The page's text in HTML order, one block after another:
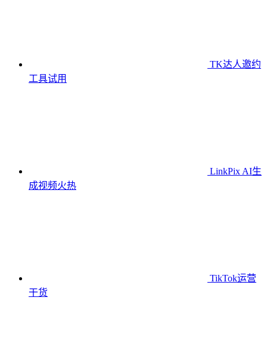
TK达人邀约
工具试用
LinkPix AI生
成视频火热
TikTok运营
干货